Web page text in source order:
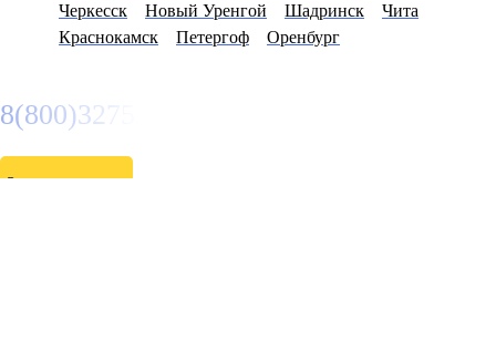
Черкесск
Новый Уренгой Шадринск
Чита
Краснокамск
Петергоф Оренбург
8(800)3275280
Заказать звонок